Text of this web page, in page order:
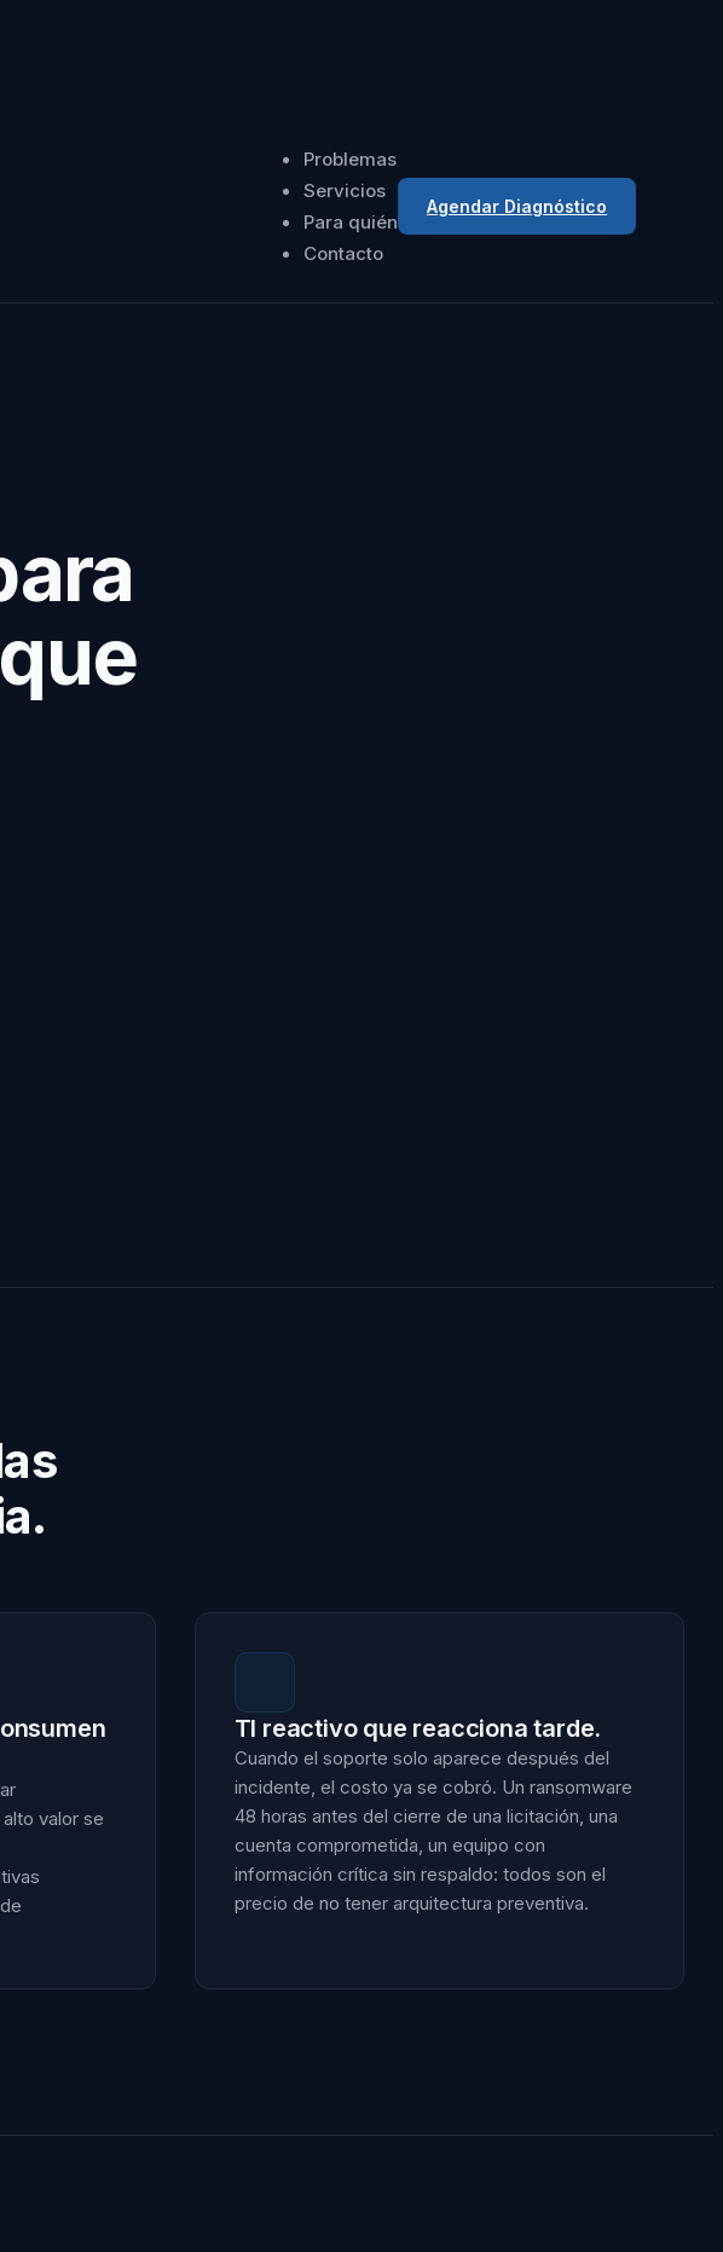
Problemas
Servicios
Para quién
Contacto
Agendar Diagnóstico
valor se
TI reactivo que reacciona tarde.
Cuando el soporte solo aparece después del
incidente, el costo ya se cobró. Un ransomware
48 horas antes del cierre de una licitación, una
cuenta comprometida, un equipo con
información crítica sin respaldo: todos son el
precio de no tener arquitectura preventiva.